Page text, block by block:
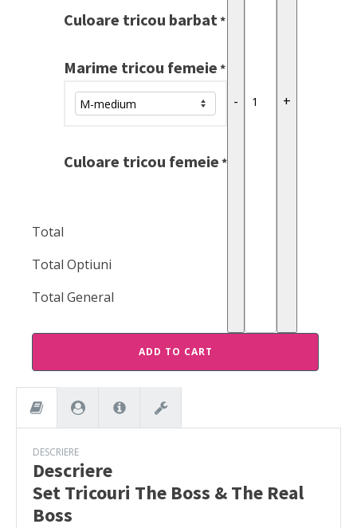
Culoare tricou barbat*
Marime tricou femeie *
Culoare tricou femeie *
Total
Total Optiuni
Total General
- +
ADD TO CART
DESCRIERE
Descriere
Set Tricouri The Boss & The Real
Boss